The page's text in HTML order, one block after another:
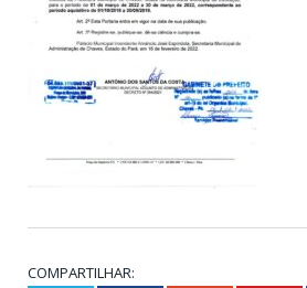
COMPARTILHAR: